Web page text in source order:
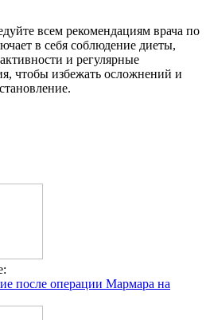
всем рекомендациям врача по
в себя соблюдение диеты,
и регулярные
чтобы избежать осложнений и
после операции Мармара на